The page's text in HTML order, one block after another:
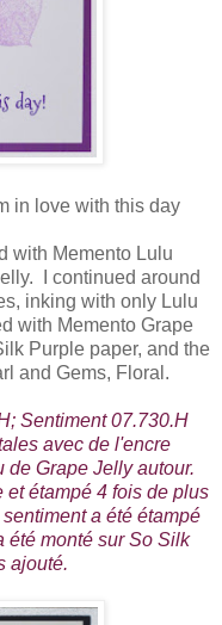
in love with this day
with Memento Lulu
I continued around
inking with only Lulu
with Memento Grape
Purple paper, and the
and Gems, Floral.
Sentiment 07.730.H
avec de l'encre
de Grape Jelly autour.
étampé 4 fois de plus
a été étampé
été monté sur So Silk
ajouté.